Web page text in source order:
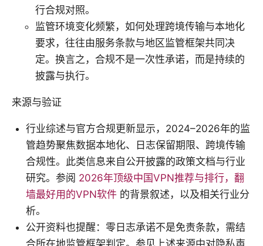
行合规对照。
监管环境变化频繁，如何处理跨境传输与本地化
要求，往往由服务条款与地区监管框架共同决
定。换言之，合规不是一次性承诺，而是持续的
披露与执行。
来源与验证
行业综述与官方合规更新显示，2024–2026年的监
管趋势聚焦数据本地化、日志保留期限、跨境传输
合规性。此类信息来自公开披露的政策文档与行业
研究。参阅 2026年顶级中国VPN推荐与排行，翻
墙最好用的VPN软件 的背景叙述，以及相关行业分
析。
公开资料也提醒：零日志承诺不是免责条款，需结
合所在地监管框架判定。参见上述来源中对隐私声